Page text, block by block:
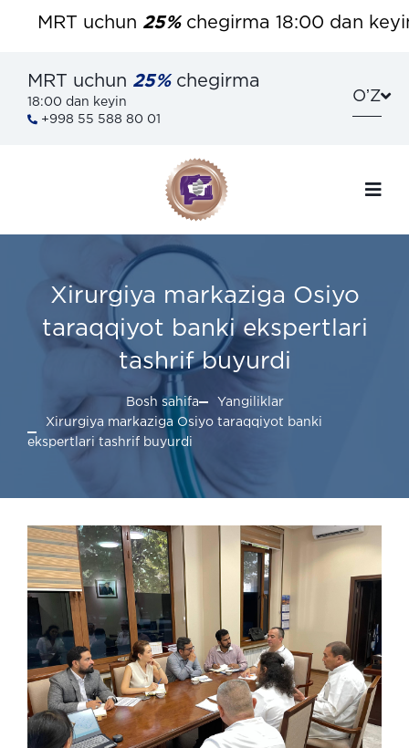
MRT uchun25%chegirma 18:00 dan
MRT uchun 25%chegirma
18:00 dan keyin
+998 55 588 80 01
OʼZ
Xirurgiya markaziga Osiyo
taraqqiyot banki ekspertlari
tashrif buyurdi
Bosh sahifa
Yangiliklar
Xirurgiya markaziga Osiyo taraqqiyot banki
ekspertlari tashrif buyurdi